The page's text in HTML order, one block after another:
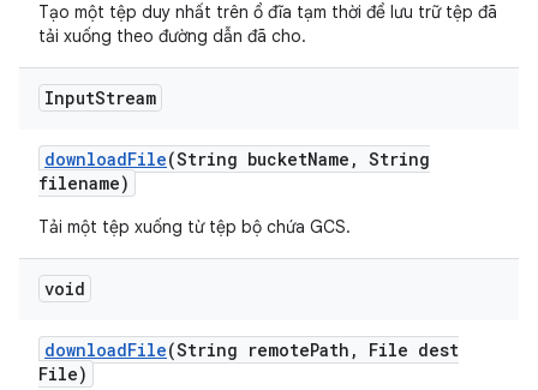
Tạo một tệp duy nhất trên ổ đĩa tạm thời để lưu trữ tệp đã
tải xuống theo đường dẫn đã cho.
InputStream
downloadFile(String bucketName , String
filename)
Tải một tệp xuống từ tệp bộ chứa GCS.
void
downloadFile(String remotePath ,
File dest
File)